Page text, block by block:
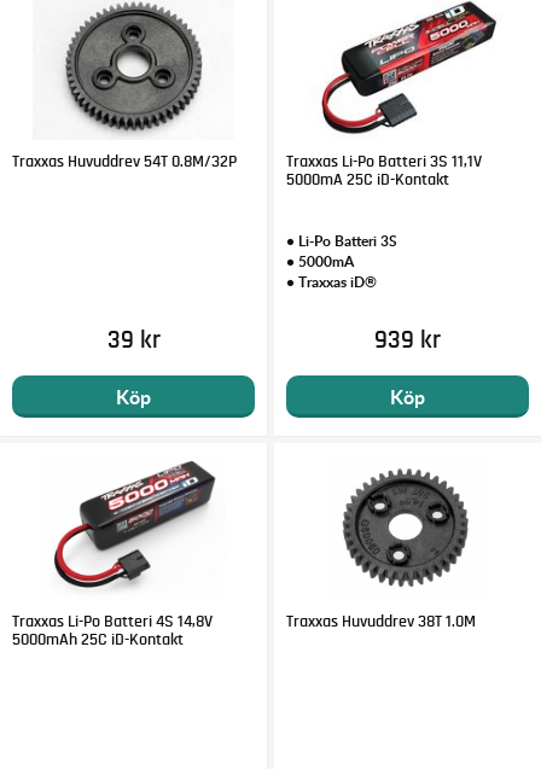
Traxxas Huvuddrev 54T 0.8M/32P
39 kr
Köp
Traxxas Li-Po Batteri 3S 11,1V
5000mA 25C iD-Kontakt
• Li-Po Batteri 3S
• 5000mA
• Traxxas iD®
939 kr
Köp
Traxxas Li-Po Batteri 4S 14,8V
5000mAh 25C iD-Kontakt
Traxxas Huvuddrev 38T 1.0M